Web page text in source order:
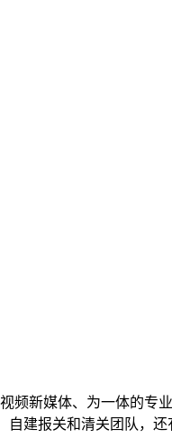
频新媒体、为一体的专
建报关和清关团队，还